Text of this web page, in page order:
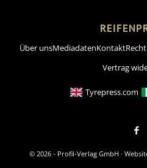
Über unsMediadatenKontakt
Vertrag
Tyrepress.com
© 2026 - Profil-Verlag GmbH ·